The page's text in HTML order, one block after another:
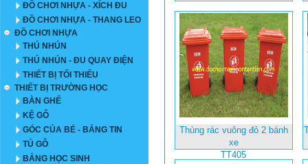
ĐỒ CHƠI NHỰA - XÍCH ĐU
ĐỒ CHƠI NHỰA - THANG LEO
ĐỒ CHƠI NHỰA
THÚ NHÚN
THÚ NHÚN - ĐU QUAY ĐIỆN
THIẾT BỊ TỐI THIỂU
THIẾT BỊ TRƯỜNG HỌC
BÀN GHẾ
KỆ GỖ
GÓC CỦA BÉ - BẢNG TIN
TỦ GỖ
BẢNG HỌC SINH
Thùng rác vuông đỏ 2 bánh
xe
TT405